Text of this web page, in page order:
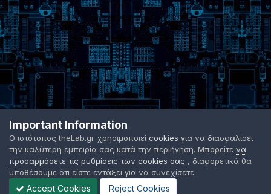
Important Information
Ο ιστότοπος theLab.gr χρησιμοποιεί cookies για να διασφαλίσει
την καλύτερη εμπειρία σας κατά την περιήγηση. Μπορείτε να
προσαρμόσετε τις ρυθμίσεις των cookies σας , διαφορετικά θα
υποθέσουμε ότι είστε εντάξει για να συνεχίσετε.
Accept Cookies Reject Cookies